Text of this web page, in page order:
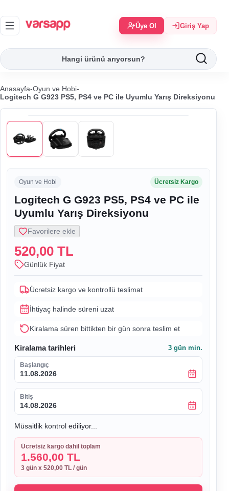
Üye Ol Giriş Yap
Anasayfa-Oyun ve Hobi-
Logitech G G923 PS5, PS4 ve PC ile Uyumlu Yarış Direksiyonu
Oyun ve Hobi Ücretsiz Kargo
Logitech G G923 PS5, PS4 ve PC ile
Uyumlu Yarış Direksiyonu
Favorilere ekle
520,00 TL
Günlük Fiyat
Ücretsiz kargo ve kontrollü teslimat
İhtiyaç halinde süreni uzat
Kiralama süren bittikten bir gün sonra teslim et
Kiralama tarihleri 3 gün min.
Başlangıç
11.08.2026
Bitiş
14.08.2026
Müsaitlik kontrol ediliyor...
Ücretsiz kargo dahil toplam
1.560,00 TL
3 gün x 520,00 TL / gün